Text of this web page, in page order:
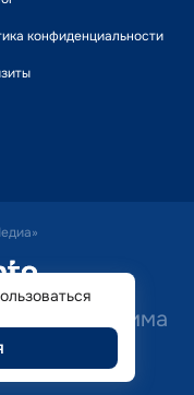
конфиденциальности
Необходима